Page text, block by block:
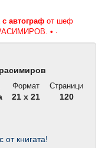
с автограф от шеф
• ∙
Формат
21 x 21
Страници
120
от книгата!